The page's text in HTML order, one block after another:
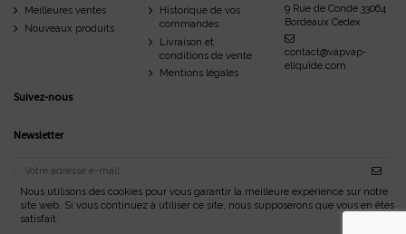
Meilleures ventes
Nouveaux produits
Historique de vos
commandes
Livraison et
conditions de vente
Mentions légales
9 Rue de Condé 33064
Bordeaux Cedex
contact@vapvap-
eliquide.com
Suivez-nous
Newsletter
Nous utilisons des cookies pour vous garantir la meilleure expérience sur notre
site web. Si vous continuez à utiliser ce site, nous supposerons que vous en êtes
satisfait.